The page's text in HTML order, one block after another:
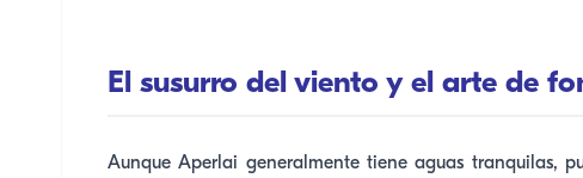
El susurro del viento y el arte de
Aunque Aperlai generalmente tiene aguas tranquilas,